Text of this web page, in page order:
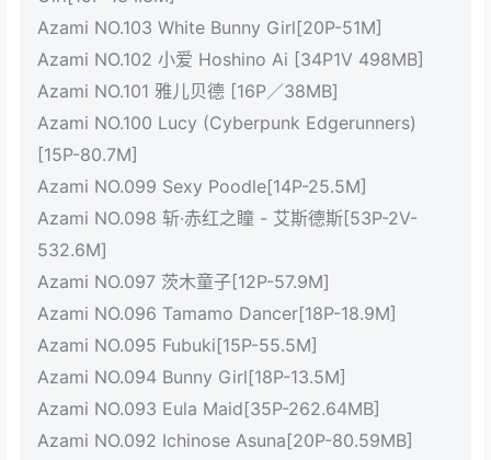
Azami NO.103 White Bunny Girl[20P-51M]
Azami NO.102 小爱 Hoshino Ai [34P1V 498MB]
Azami NO.101 雅儿贝德 [16P／38MB]
Azami NO.100 Lucy (Cyberpunk Edgerunners)
[15P-80.7M]
Azami NO.099 Sexy Poodle[14P-25.5M]
Azami NO.098 斩·赤红之瞳 - 艾斯德斯[53P-2V-
532.6M]
Azami NO.097 茨木童子[12P-57.9M]
Azami NO.096 Tamamo Dancer[18P-18.9M]
Azami NO.095 Fubuki[15P-55.5M]
Azami NO.094 Bunny Girl[18P-13.5M]
Azami NO.093 Eula Maid[35P-262.64MB]
Azami NO.092 Ichinose Asuna[20P-80.59MB]